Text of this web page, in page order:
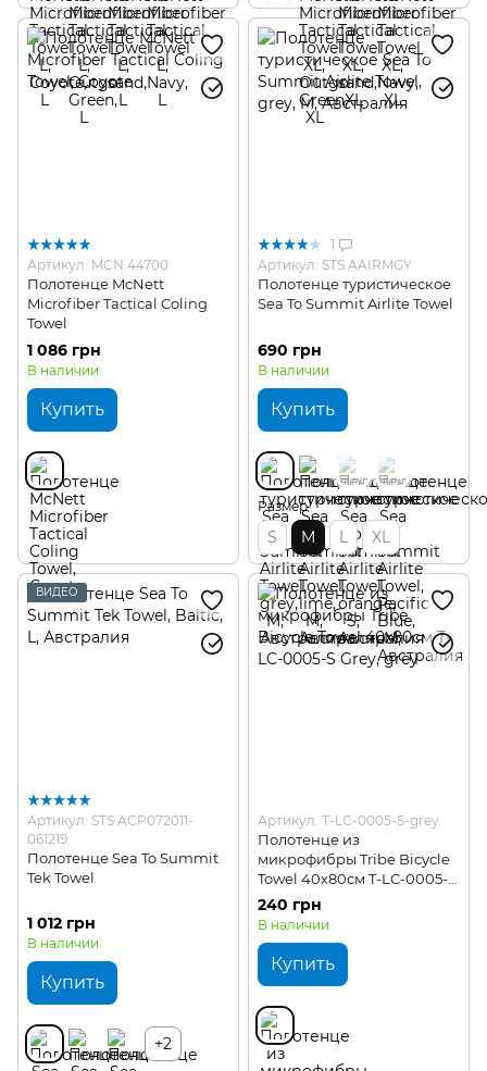
Артикул: MCN.44700
Полотенце McNett
Microfiber Tactical Coling
Towel
1 086 грн
В наличии
Купить
1
Артикул: STS AAIRMGY
Полотенце туристическое
Sea To Summit Airlite Towel
690 грн
В наличии
Купить
Размер
S M L XL
ВИДЕО
Артикул: STS ACP072011-
061219
Полотенце Sea To Summit
Tek Towel
1 012 грн
В наличии
Купить
+2
Артикул: T-LC-0005-S-grey
Полотенце из
микрофибры Tribe Bicycle
Towel 40х80см T-LC-0005-S
Grey
240 грн
В наличии
Купить